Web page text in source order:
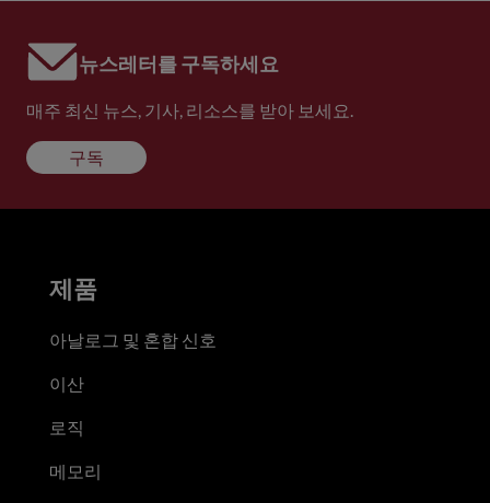
뉴스레터를 구독하세요
매주 최신 뉴스, 기사, 리소스를 받아 보세요.
구독
제품
아날로그 및 혼합 신호
이산
로직
메모리